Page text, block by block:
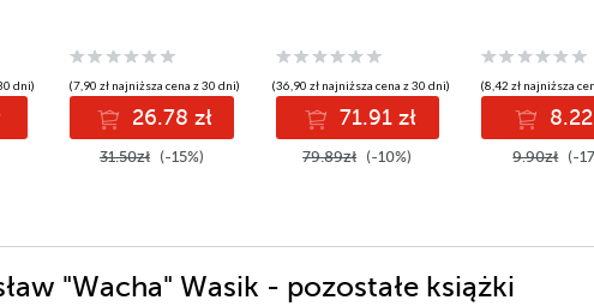
dni) (7,90 zł najniższa cena z 30 dni)
26.78 zł
31.50zł (-15%)
(36,90 zł najniższa cena z 30 dni)
71.91 zł
79.89zł (-10%)
(8,42 zł najniższa
9.90zł (-
"Wacha" Wasik - pozostałe książki